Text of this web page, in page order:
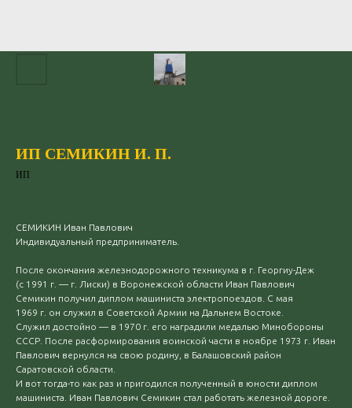
ИП СЕМИКИН И. П.
ИП
СЕМИКИН Иван Павлович
Индивидуальный предприниматель.
После окончания железнодорожного техникума в г. Георгиу-Деж
(с 1991 г. — г. Лиски) в Воронежской области Иван Павлович
Семикин получил диплом машиниста электропоездов. С мая
1969 г. он служил в Советской Армии на Дальнем Востоке.
Служил достойно — в 1970 г. его наградили медалью Минобороны
СССР. После расформирования воинской части в ноябре 1973 г. Иван
Павлович вернулся на свою родину, в Балашовский район
Саратовской области.
И вот тогда-то как раз и пригодился полученный в юности диплом
машиниста. Иван Павлович Семикин стал работать железной дороге.